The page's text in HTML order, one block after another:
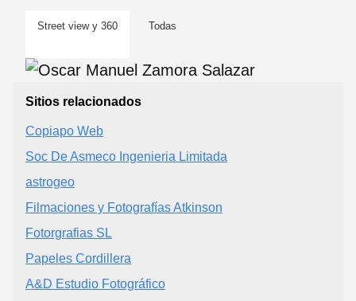
Street view y 360 Todas
Sitios relacionados
Copiapo Web
Soc De Asmeco Ingenieria Limitada
astrogeo
Filmaciones y Fotografías Atkinson
Fotorgrafias SL
Papeles Cordillera
A&D Estudio Fotográfico